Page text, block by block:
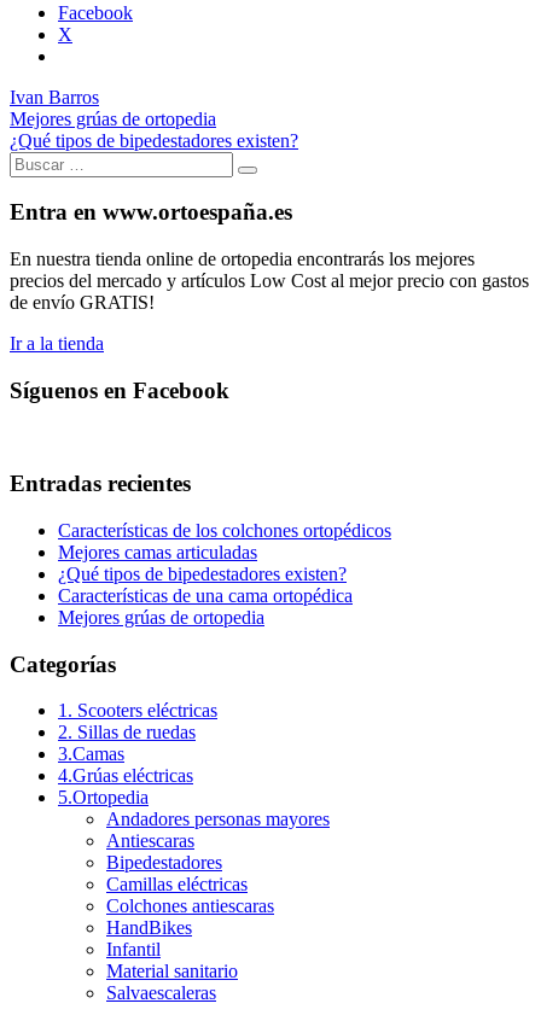
Facebook
X
Ivan Barros
Mejores grúas de ortopedia
¿Qué tipos de bipedestadores existen?
Buscar:
Buscar
Entra en www.ortoespaña.es
En nuestra tienda online de ortopedia encontrarás los mejores
precios del mercado y artículos Low Cost al mejor precio con gastos
de envío GRATIS!
Ir a la tienda
Síguenos en Facebook
Entradas recientes
Características de los colchones ortopédicos
Mejores camas articuladas
¿Qué tipos de bipedestadores existen?
Características de una cama ortopédica
Mejores grúas de ortopedia
Categorías
1. Scooters eléctricas
2. Sillas de ruedas
3.Camas
4.Grúas eléctricas
5.Ortopedia
Andadores personas mayores
Antiescaras
Bipedestadores
Camillas eléctricas
Colchones antiescaras
HandBikes
Infantil
Material sanitario
Salvaescaleras